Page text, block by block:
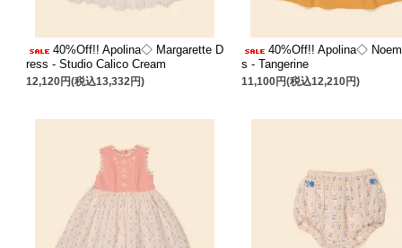
40%Off!! Apolina◇ Margarette D
ress - Studio Calico Cream
12,120円(税込13,332円)
40%Off!! Apolina◇
s - Tangerine
11,100円(税込12,210円)